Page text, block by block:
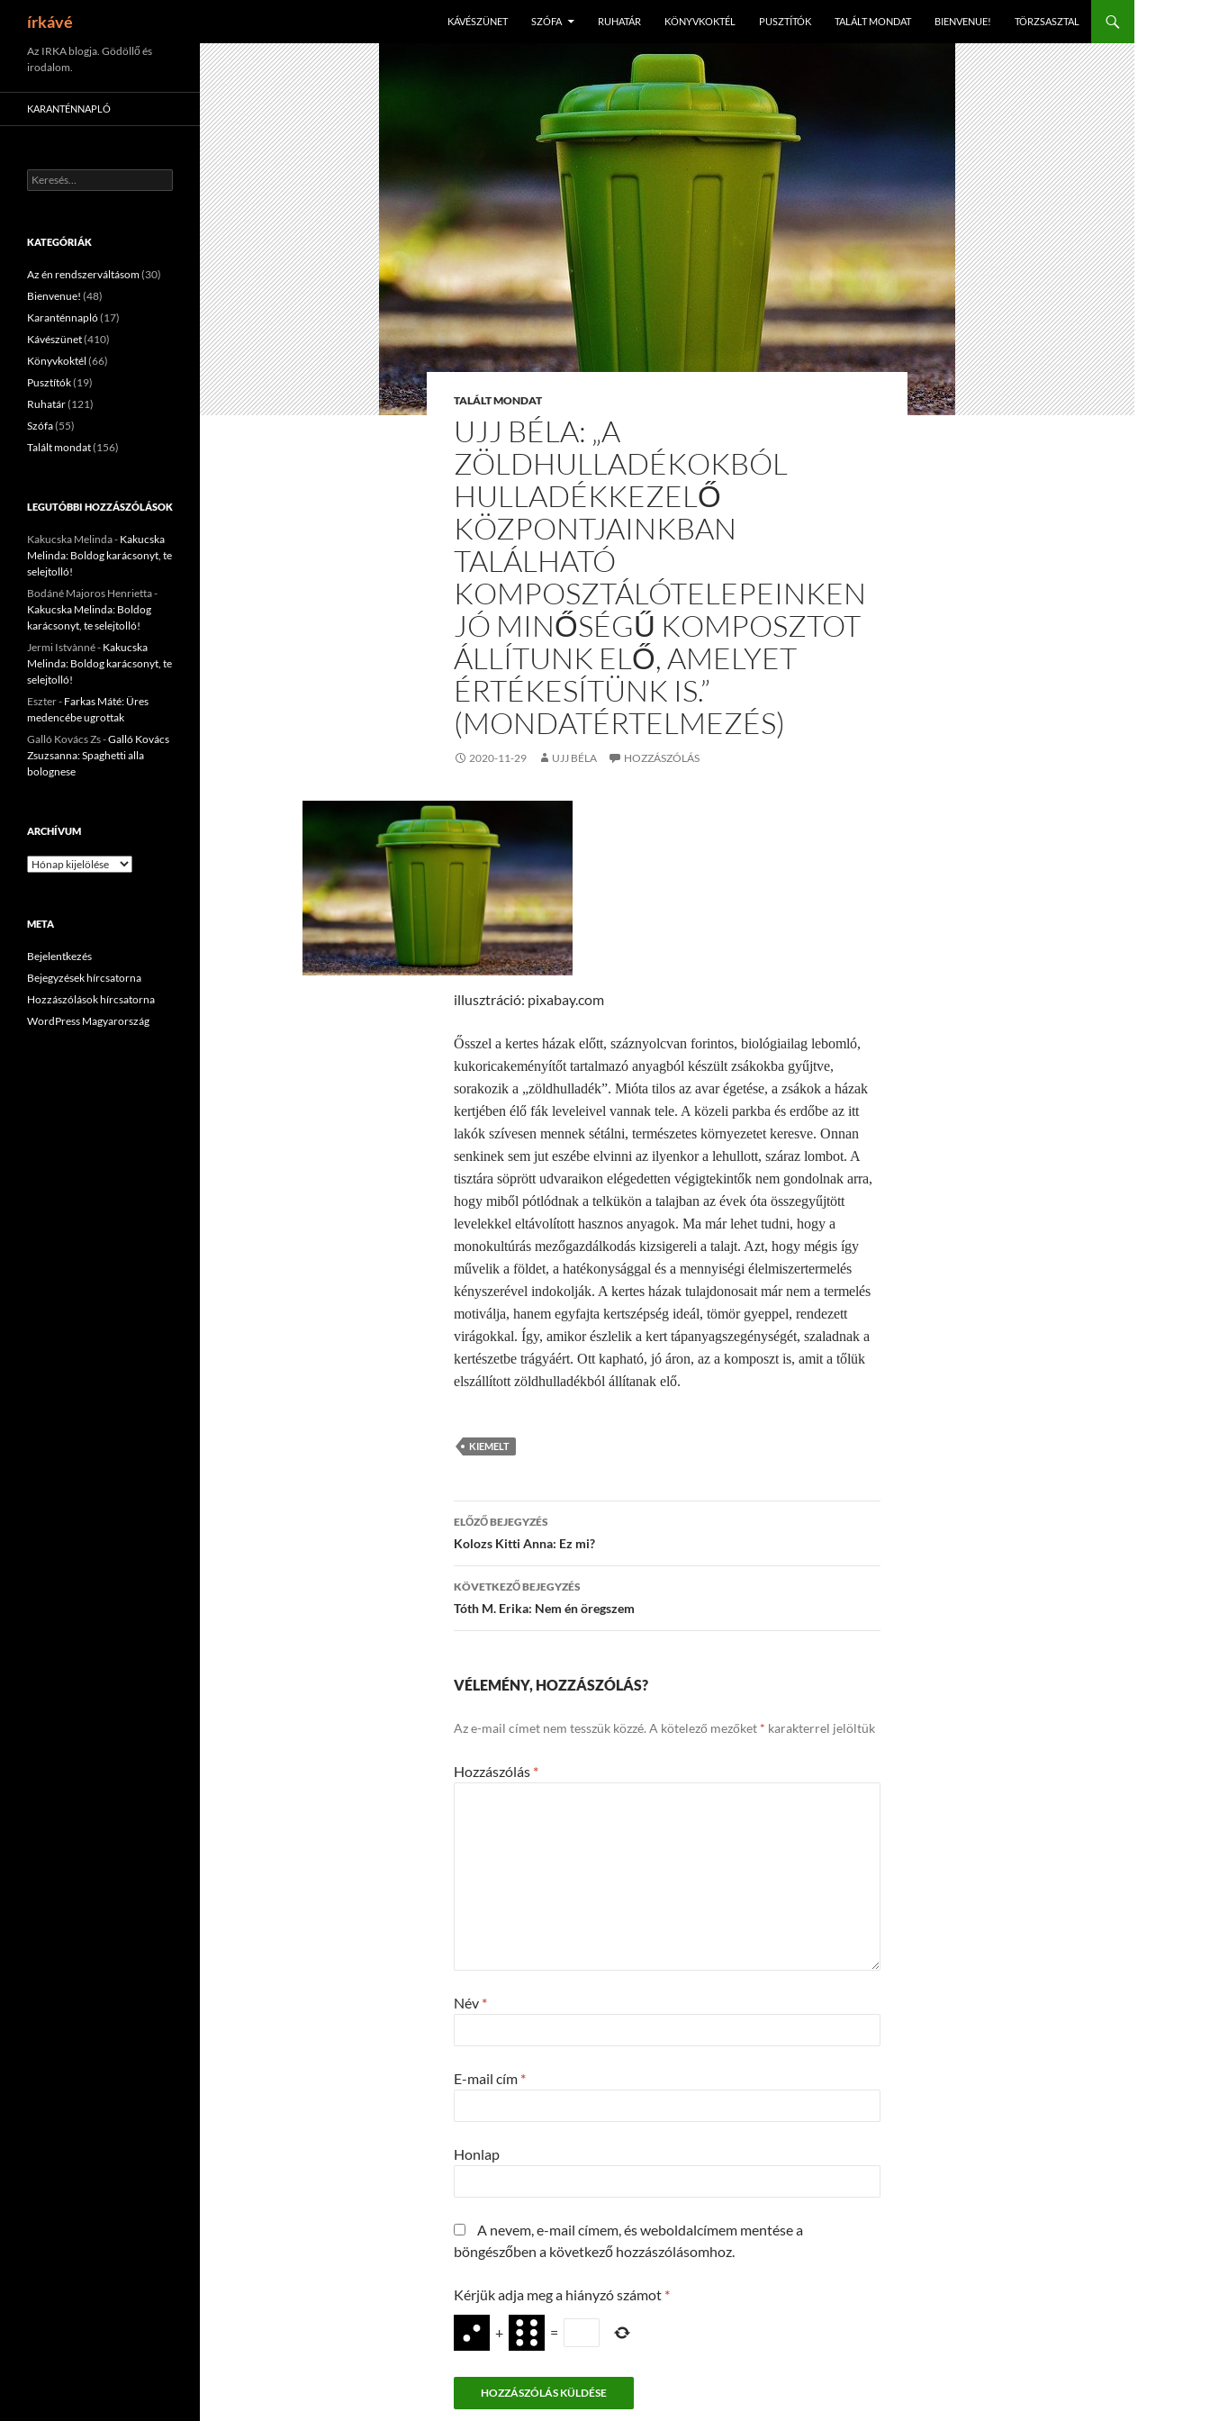
Tartalomhoz
írkávé KÁVÉSZÜNET SZÓFA RUHATÁR KÖNYVKOKTÉL PUSZTÍTÓK TALÁLT MONDAT BIENVENUE! TÖRZSASZTAL
TALÁLT MONDAT
UJJ BÉLA: „A
ZÖLDHULLADÉKOKBÓL
HULLADÉKKEZELŐ
KÖZPONTJAINKBAN
TALÁLHATÓ
KOMPOSZTÁLÓTELEPEINKEN
JÓ MINŐSÉGŰ KOMPOSZTOT
ÁLLÍTUNK ELŐ, AMELYET
ÉRTÉKESÍTÜNK IS.”
(MONDATÉRTELMEZÉS)
2020-11-29 UJJ BÉLA HOZZÁSZÓLÁS
illusztráció: pixabay.com
Ősszel a kertes házak előtt, száznyolcvan forintos, biológiailag lebomló,
kukoricakeményítőt tartalmazó anyagból készült zsákokba gyűjtve,
sorakozik a „zöldhulladék”. Mióta tilos az avar égetése, a zsákok a házak
kertjében élő fák leveleivel vannak tele. A közeli parkba és erdőbe az itt
lakók szívesen mennek sétálni, természetes környezetet keresve. Onnan
senkinek sem jut eszébe elvinni az ilyenkor a lehullott, száraz lombot. A
tisztára söprött udvaraikon elégedetten végigtekintők nem gondolnak arra,
hogy miből pótlódnak a telkükön a talajban az évek óta összegyűjtött
levelekkel eltávolított hasznos anyagok. Ma már lehet tudni, hogy a
monokultúrás mezőgazdálkodás kizsigereli a talajt. Azt, hogy mégis így
művelik a földet, a hatékonysággal és a mennyiségi élelmiszertermelés
kényszerével indokolják. A kertes házak tulajdonosait már nem a termelés
motiválja, hanem egyfajta kertszépség ideál, tömör gyeppel, rendezett
virágokkal. Így, amikor észlelik a kert tápanyagszegénységét, szaladnak a
kertészetbe trágyáért. Ott kapható, jó áron, az a komposzt is, amit a tőlük
elszállított zöldhulladékból állítanak elő.
KIEMELT
Bejegyzések
navigációja
ELŐZŐ BEJEGYZÉS
Kolozs Kitti Anna: Ez mi?
KÖVETKEZŐ BEJEGYZÉS
Tóth M. Erika: Nem én öregszem
VÉLEMÉNY, HOZZÁSZÓLÁS?
Az e-mail címet nem tesszük közzé. A kötelező mezőket * karakterrel jelöltük
Hozzászólás *
Név *
E-mail cím *
Honlap
A nevem, e-mail címem, és weboldalcímem mentése a
böngészőben a következő hozzászólásomhoz.
Kérjük adja meg a hiányzó számot *
+ =
Az IRKA blogja. Gödöllő és
irodalom.
KARANTÉNNAPLÓ
Keresés:
KATEGÓRIÁK
Az én rendszerváltásom(30)
Bienvenue! (48)
Karanténnapló(17)
Kávészünet(410)
Könyvkoktél (66)
Pusztítók(19)
Ruhatár(121)
Szófa(55)
Talált mondat(156)
LEGUTÓBBI HOZZÁSZÓLÁSOK
Kakucska Melinda- Kakucska
Melinda: Boldog karácsonyt, te
selejtolló!
Bodáné Majoros Henrietta-
Kakucska Melinda: Boldog
karácsonyt, te selejtolló!
Jermi Istvànné- Kakucska
Melinda: Boldog karácsonyt, te
selejtolló!
Eszter- Farkas Máté: Üres
medencébe ugrottak
Galló Kovács Zs-Galló Kovács
Zsuzsanna: Spaghetti alla
bolognese
ARCHÍVUM
Archívum
META
Bejelentkezés
Bejegyzések hírcsatorna
Hozzászólások hírcsatorna
WordPress Magyarország